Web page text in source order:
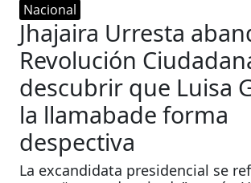
Nacional
Jhajaira Urresta
Revolución
descubrir que Luisa
la llamabade forma
despectiva
La excandidata presidencial se